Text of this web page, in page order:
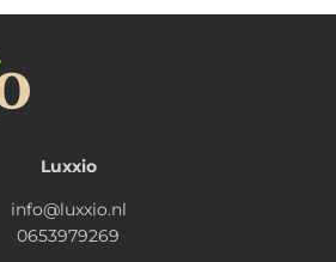
Luxxio
info@luxxio.nl
0653979269